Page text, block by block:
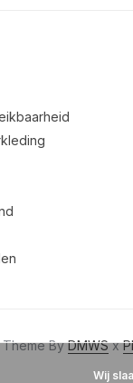
ByDMWSx
Wij